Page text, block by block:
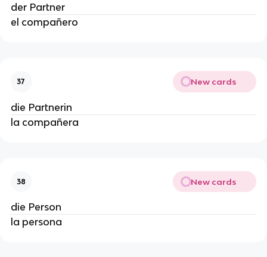
der Partner
el compañero
37 New cards
die Partnerin
la compañera
38 New cards
die Person
la persona